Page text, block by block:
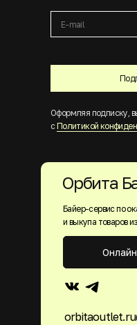
Оформляя подписку,
с Политикой
Байер-сервис по
и выкупа товаров
Орбита